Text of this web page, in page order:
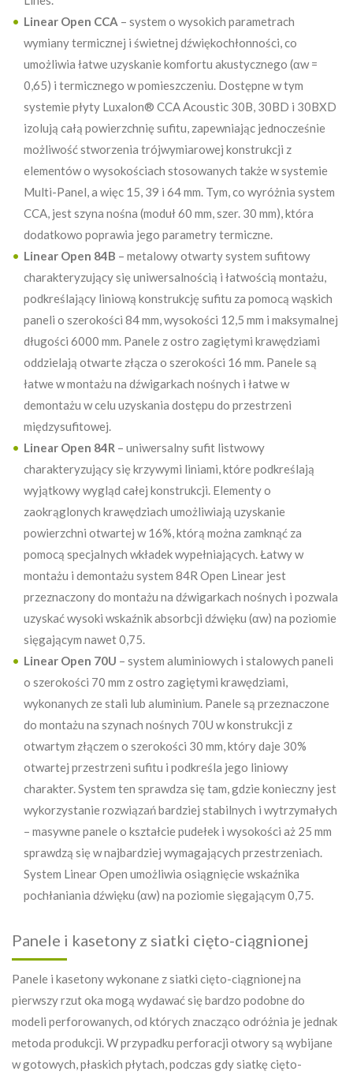
Linear Open CCA – system o wysokich parametrach
wymiany termicznej i świetnej dźwiękochłonności, co
umożliwia łatwe uzyskanie komfortu akustycznego (αw =
0,65) i termicznego w pomieszczeniu. Dostępne w tym
systemie płyty Luxalon® CCA Acoustic 30B, 30BD i 30BXD
izolują całą powierzchnię sufitu, zapewniając jednocześnie
możliwość stworzenia trójwymiarowej konstrukcji z
elementów o wysokościach stosowanych także w systemie
Multi-Panel, a więc 15, 39 i 64 mm. Tym, co wyróżnia system
CCA, jest szyna nośna (moduł 60 mm, szer. 30 mm), która
dodatkowo poprawia jego parametry termiczne.
Linear Open 84B – metalowy otwarty system sufitowy
charakteryzujący się uniwersalnością i łatwością montażu,
podkreślający liniową konstrukcję sufitu za pomocą wąskich
paneli o szerokości 84 mm, wysokości 12,5 mm i maksymalnej
długości 6000 mm. Panele z ostro zagiętymi krawędziami
oddzielają otwarte złącza o szerokości 16 mm. Panele są
łatwe w montażu na dźwigarkach nośnych i łatwe w
demontażu w celu uzyskania dostępu do przestrzeni
międzysufitowej.
Linear Open 84R – uniwersalny sufit listwowy
charakteryzujący się krzywymi liniami, które podkreślają
wyjątkowy wygląd całej konstrukcji. Elementy o
zaokrąglonych krawędziach umożliwiają uzyskanie
powierzchni otwartej w 16%, którą można zamknąć za
pomocą specjalnych wkładek wypełniających. Łatwy w
montażu i demontażu system 84R Open Linear jest
przeznaczony do montażu na dźwigarkach nośnych i pozwala
uzyskać wysoki wskaźnik absorbcji dźwięku (αw) na poziomie
sięgającym nawet 0,75.
Linear Open 70U – system aluminiowych i stalowych paneli
o szerokości 70 mm z ostro zagiętymi krawędziami,
wykonanych ze stali lub aluminium. Panele są przeznaczone
do montażu na szynach nośnych 70U w konstrukcji z
otwartym złączem o szerokości 30 mm, który daje 30%
otwartej przestrzeni sufitu i podkreśla jego liniowy
charakter. System ten sprawdza się tam, gdzie konieczny jest
wykorzystanie rozwiązań bardziej stabilnych i wytrzymałych
– masywne panele o kształcie pudełek i wysokości aż 25 mm
sprawdzą się w najbardziej wymagających przestrzeniach.
System Linear Open umożliwia osiągnięcie wskaźnika
pochłaniania dźwięku (αw) na poziomie sięgającym 0,75.
Panele i kasetony z siatki cięto-ciągnionej
Panele i kasetony wykonane z siatki cięto-ciągnionej na
pierwszy rzut oka mogą wydawać się bardzo podobne do
modeli perforowanych, od których znacząco odróżnia je jednak
metoda produkcji. W przypadku perforacji otwory są wybijane
w gotowych, płaskich płytach, podczas gdy siatkę cięto-